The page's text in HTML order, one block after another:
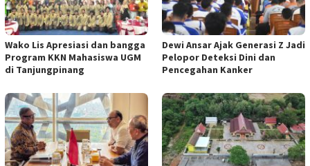
Wako Lis Apresiasi dan bangga
Program KKN Mahasiswa UGM
di Tanjungpinang
Dewi Ansar Ajak Generasi Z Jadi
Pelopor Deteksi Dini dan
Pencegahan Kanker